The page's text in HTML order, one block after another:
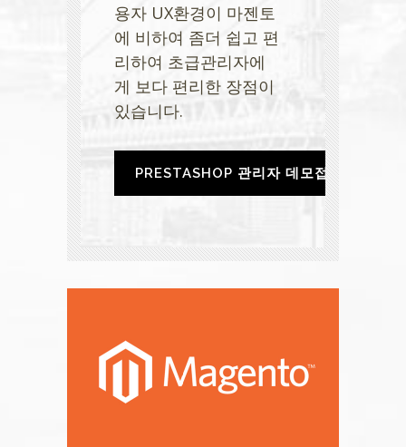
용자 UX환경이 마젠토
에 비하여 좀더 쉽고 편
리하여 초급관리자에
게 보다 편리한 장점이
있습니다.
PRESTASHOP 관리자 데모접속